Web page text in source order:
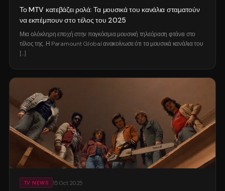
Το MTV κατεβάζει ρολά: Τα μουσικά του κανάλια σταματούν
να εκπέμπουν στο τέλος του 2025
Μια ολόκληρη εποχή στην παγκόσμια μουσική τηλεόραση φτάνει στο
τέλος της. Η Paramount Global ανακοίνωσε ότι τα μουσικά κανάλια του
[...]
TV NEWS 15 Oct 2025